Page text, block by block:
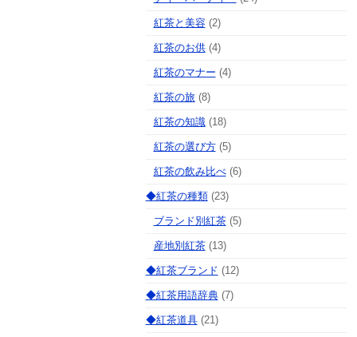
紅茶と美容(2)
紅茶のお供(4)
紅茶のマナー (4)
紅茶の旅(8)
紅茶の知識(18)
紅茶の選び方(5)
紅茶の飲み比べ(6)
◆紅茶の種類(23)
ブランド別紅茶(5)
産地別紅茶(13)
◆紅茶ブランド (12)
◆紅茶用語辞典(7)
◆紅茶道具(21)